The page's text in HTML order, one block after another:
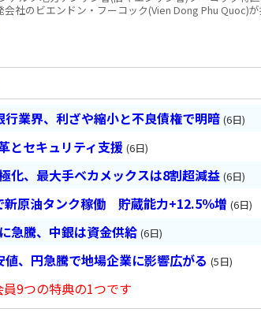
会社のビエンドン・フーコック(Vien Dong Phu Quoc)
行業界、利ざや縮小と不良債権で明暗 (6日)
セキュリティ支援 (6日)
化、最大手ベカメックスは8割超減益 (6日)
新原油タンク稼働 貯蔵能力+12.5％増 (6日)
急騰、中銀は資金供給 (6日)
、円急騰で地場企業に影響広がる (5日)
員9つの特典の1つです